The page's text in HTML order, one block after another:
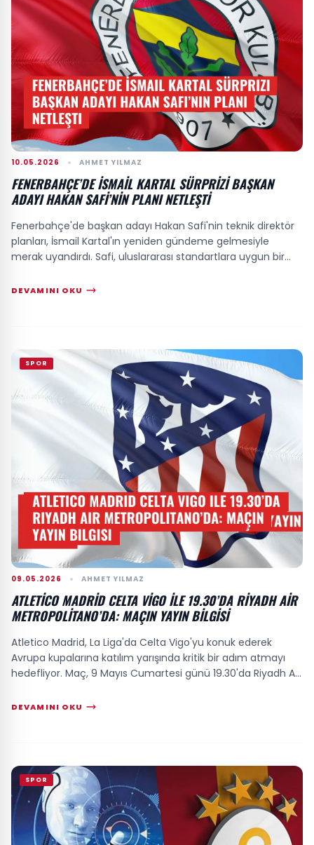
10.05.2026 AHMET YILMAZ
FENERBAHÇE’DE İSMAIL KARTAL SÜRPRIZI BAŞKAN
ADAYI HAKAN SAFI’NIN PLANI NETLEŞTI
Fenerbahçe'de başkan adayı Hakan Safi'nin teknik direktör
planları, İsmail Kartal'ın yeniden gündeme gelmesiyle
merak uyandırdı. Safi, uluslararası standartlara uygun bir
DEVAMINI OKU
SPOR
09.05.2026 AHMET YILMAZ
ATLETICO MADRID CELTA VIGO ILE 19.30’DA RIYADH AIR
METROPOLITANO’DA: MAÇIN YAYIN BILGISI
Atletico Madrid, La Liga'da Celta Vigo'yu konuk ederek
Avrupa kupalarına katılım yarışında kritik bir adım atmayı
hedefliyor. Maç, 9 Mayıs Cumartesi günü 19.30'da Riyadh Air
DEVAMINI OKU
SPOR